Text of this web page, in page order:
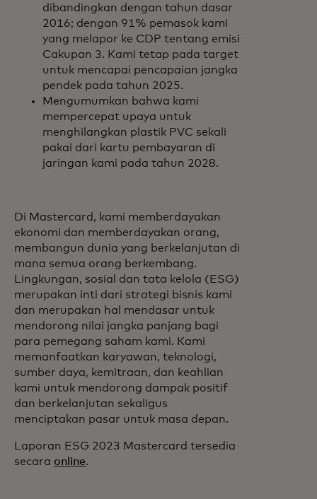
dibandingkan dengan tahun dasar
2016; dengan 91% pemasok kami
yang melapor ke CDP tentang emisi
Cakupan 3. Kami tetap pada target
untuk mencapai pencapaian jangka
pendek pada tahun 2025.
Mengumumkan bahwa kami
mempercepat upaya untuk
menghilangkan plastik PVC sekali
pakai dari kartu pembayaran di
jaringan kami pada tahun 2028.
Di Mastercard, kami memberdayakan
ekonomi dan memberdayakan orang,
membangun dunia yang berkelanjutan di
mana semua orang berkembang.
Lingkungan, sosial dan tata kelola (ESG)
merupakan inti dari strategi bisnis kami
dan merupakan hal mendasar untuk
mendorong nilai jangka panjang bagi
para pemegang saham kami. Kami
memanfaatkan karyawan, teknologi,
sumber daya, kemitraan, dan keahlian
kami untuk mendorong dampak positif
dan berkelanjutan sekaligus
menciptakan pasar untuk masa depan.
Laporan ESG 2023 Mastercard tersedia
secara online.